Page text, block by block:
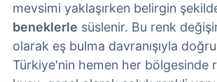
mevsimi yaklaşırken belirgin
beneklerle süslenir. Bu renk
olarak eş bulma davranışıyla
Türkiye'nin hemen her bölgesinde